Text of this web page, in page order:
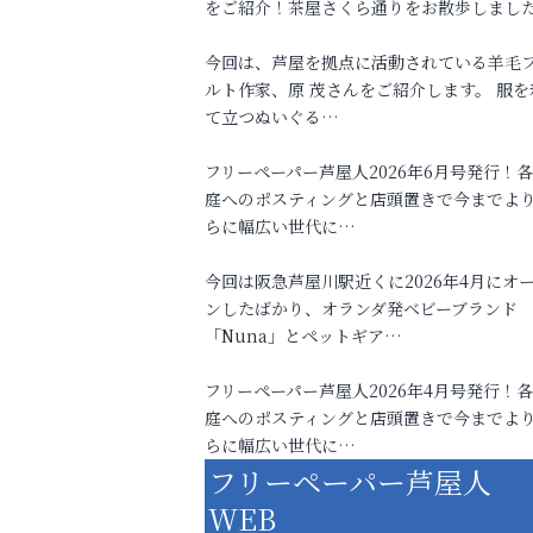
をご紹介！茶屋さくら通りをお散歩しまし
今回は、芦屋を拠点に活動されている羊毛
ルト作家、原 茂さんをご紹介します。 服を
て立つぬいぐる…
フリーペーパー芦屋人2026年6月号発行！
庭へのポスティングと店頭置きで今までよ
らに幅広い世代に…
今回は阪急芦屋川駅近くに2026年4月にオ
ンしたばかり、オランダ発ベビーブランド
「Nuna」とペットギア…
フリーペーパー芦屋人2026年4月号発行！
庭へのポスティングと店頭置きで今までよ
らに幅広い世代に…
フリーペーパー芦屋人
WEB